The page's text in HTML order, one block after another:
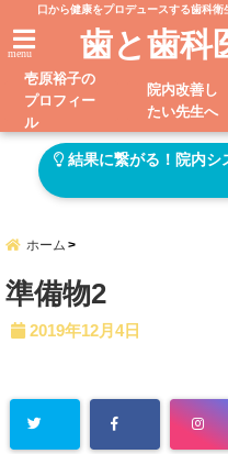
口から健康をプロデュースする歯科
menu 歯と歯科
壱原裕子の
プロフィー
ル
院内改善し
たい先生へ
結果に繋がる！院内シ
ホーム
準備物2
2019年12月4日